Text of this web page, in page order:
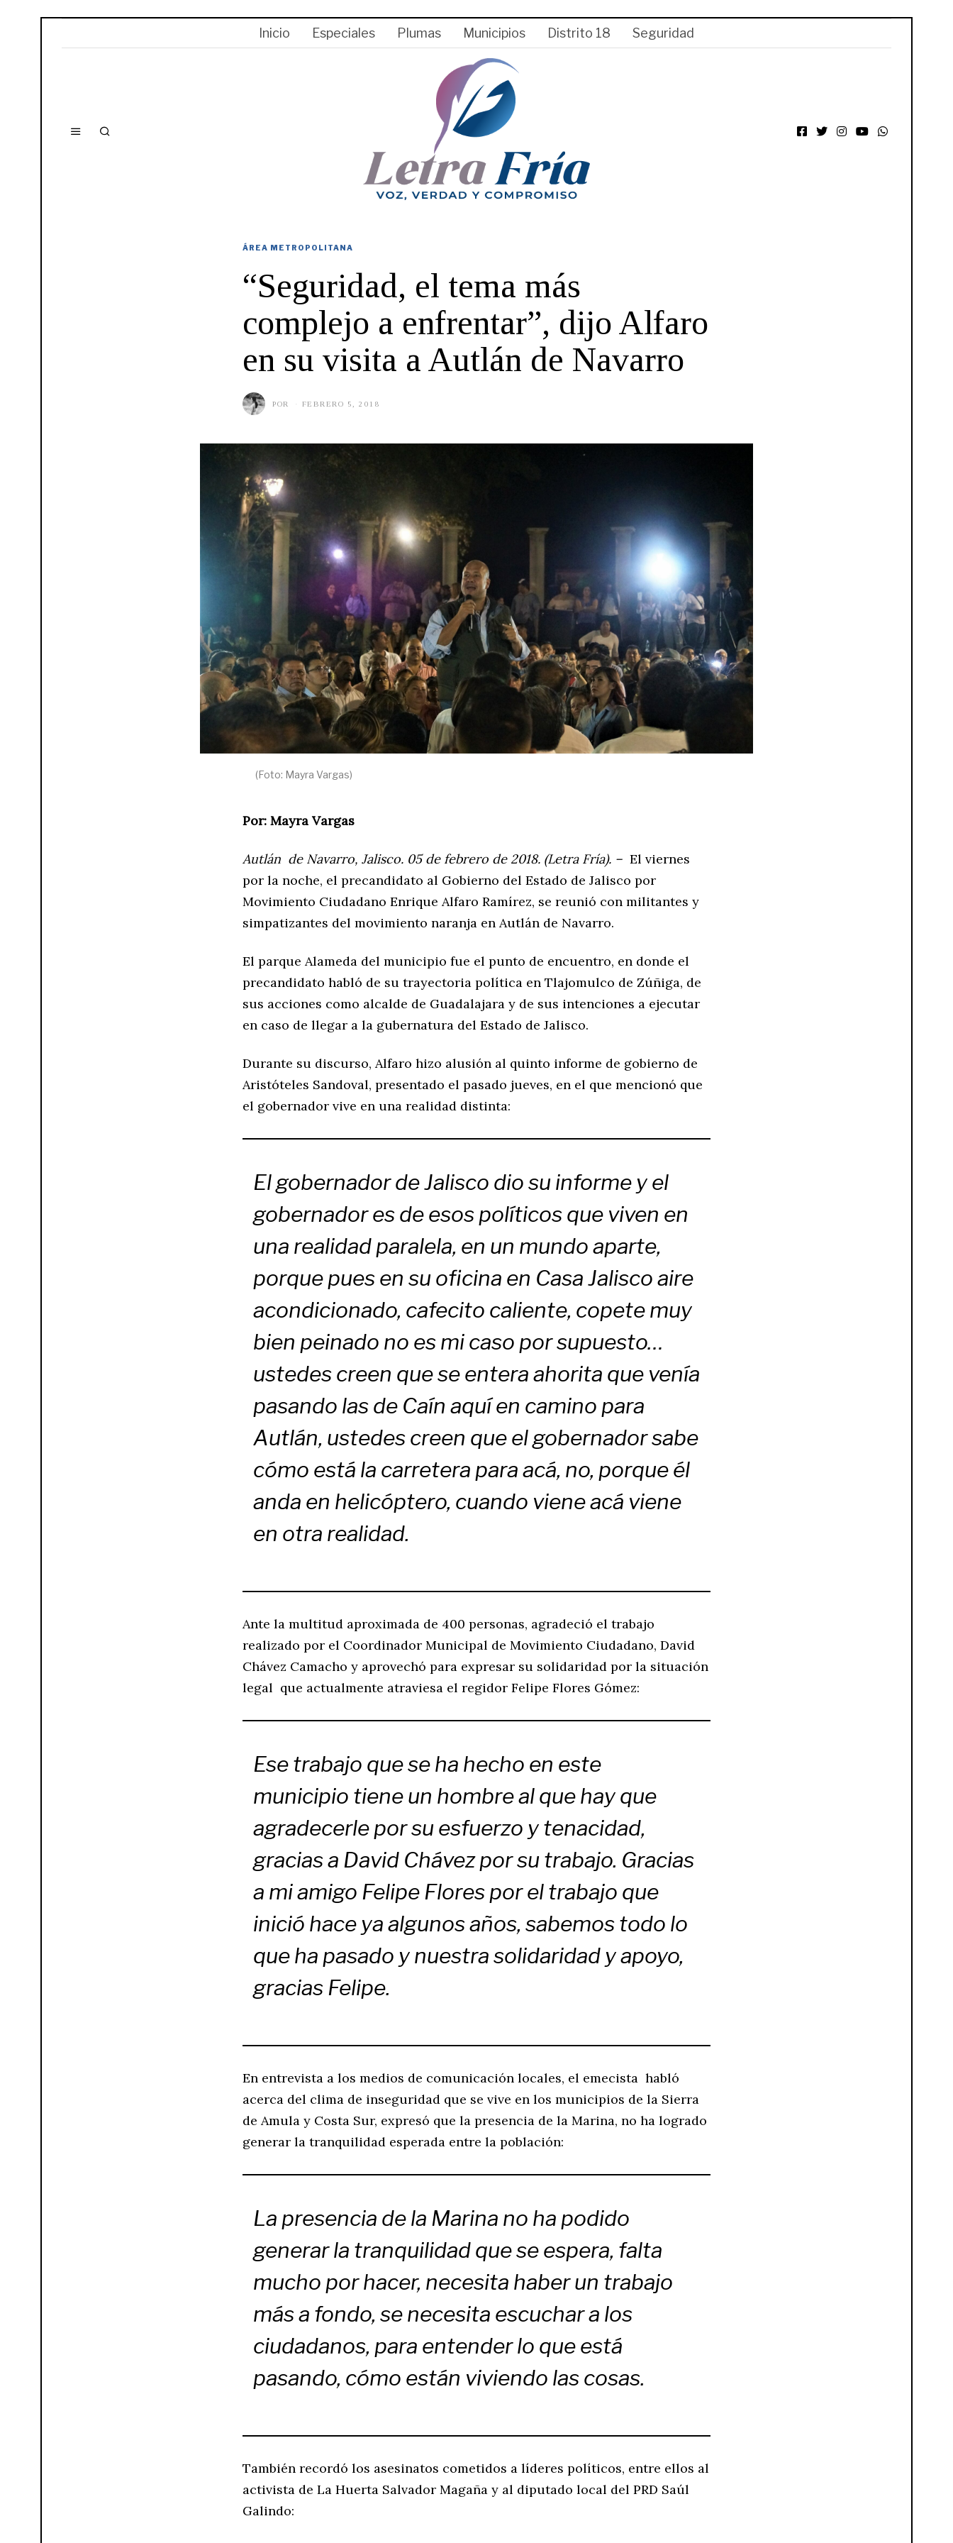
Inicio Especiales Plumas Municipios Distrito 18 Seguridad
ÁREA METROPOLITANA
“Seguridad, el tema más
complejo a enfrentar”, dijo Alfaro
en su visita a Autlán de Navarro
POR FEBRERO 5, 2018
T
1
9
(Foto: Mayra Vargas)
Por: Mayra Vargas
Autlán de Navarro, Jalisco. 05 de febrero de 2018. (Letra Fría). – El viernes
por la noche, el precandidato al Gobierno del Estado de Jalisco por
Movimiento Ciudadano Enrique Alfaro Ramírez, se reunió con militantes y
simpatizantes del movimiento naranja en Autlán de Navarro.
El parque Alameda del municipio fue el punto de encuentro, en donde el
precandidato habló de su trayectoria política en Tlajomulco de Zúñiga, de
sus acciones como alcalde de Guadalajara y de sus intenciones a ejecutar
en caso de llegar a la gubernatura del Estado de Jalisco.
Durante su discurso, Alfaro hizo alusión al quinto informe de gobierno de
Aristóteles Sandoval, presentado el pasado jueves, en el que mencionó que
el gobernador vive en una realidad distinta:
El gobernador de Jalisco dio su informe y el
gobernador es de esos políticos que viven en
una realidad paralela, en un mundo aparte,
porque pues en su oficina en Casa Jalisco aire
acondicionado, cafecito caliente, copete muy
bien peinado no es mi caso por supuesto…
ustedes creen que se entera ahorita que venía
pasando las de Caín aquí en camino para
Autlán, ustedes creen que el gobernador sabe
cómo está la carretera para acá, no, porque él
anda en helicóptero, cuando viene acá viene
en otra realidad.
Ante la multitud aproximada de 400 personas, agradeció el trabajo
realizado por el Coordinador Municipal de Movimiento Ciudadano, David
Chávez Camacho y aprovechó para expresar su solidaridad por la situación
legal que actualmente atraviesa el regidor Felipe Flores Gómez:
Ese trabajo que se ha hecho en este
municipio tiene un hombre al que hay que
agradecerle por su esfuerzo y tenacidad,
gracias a David Chávez por su trabajo. Gracias
a mi amigo Felipe Flores por el trabajo que
inició hace ya algunos años, sabemos todo lo
que ha pasado y nuestra solidaridad y apoyo,
gracias Felipe.
En entrevista a los medios de comunicación locales, el emecista habló
acerca del clima de inseguridad que se vive en los municipios de la Sierra
de Amula y Costa Sur, expresó que la presencia de la Marina, no ha logrado
generar la tranquilidad esperada entre la población:
La presencia de la Marina no ha podido
generar la tranquilidad que se espera, falta
mucho por hacer, necesita haber un trabajo
más a fondo, se necesita escuchar a los
ciudadanos, para entender lo que está
pasando, cómo están viviendo las cosas.
También recordó los asesinatos cometidos a líderes políticos, entre ellos al
activista de La Huerta Salvador Magaña y al diputado local del PRD Saúl
Galindo: